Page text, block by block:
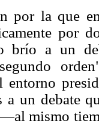
por la que
por
brío a un
entorno
a un debate
mismo